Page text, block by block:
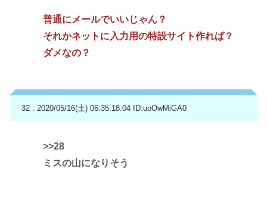
普通にメールでいいじゃん？
それかネットに入力用の特設サイト作れば？
ダメなの？
32 : 2020/05/16(土) 06:35:18.04 ID:uoOwMiGA0
>>28
ミスの山になりそう